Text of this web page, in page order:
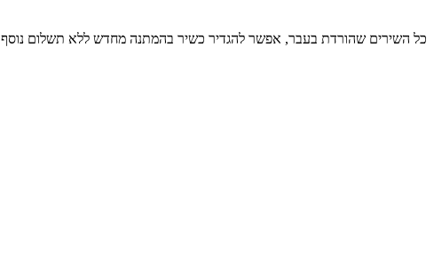
כל השירים שהורדת בעבר, אפשר להגדיר כשיר בהמתנה מחדש ללא תשלום נוסף